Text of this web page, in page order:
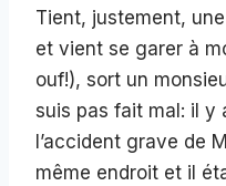
Tient, justement,
et vient se garer à
ouf!), sort un
suis pas fait mal: il y
l’accident grave de
même endroit et il